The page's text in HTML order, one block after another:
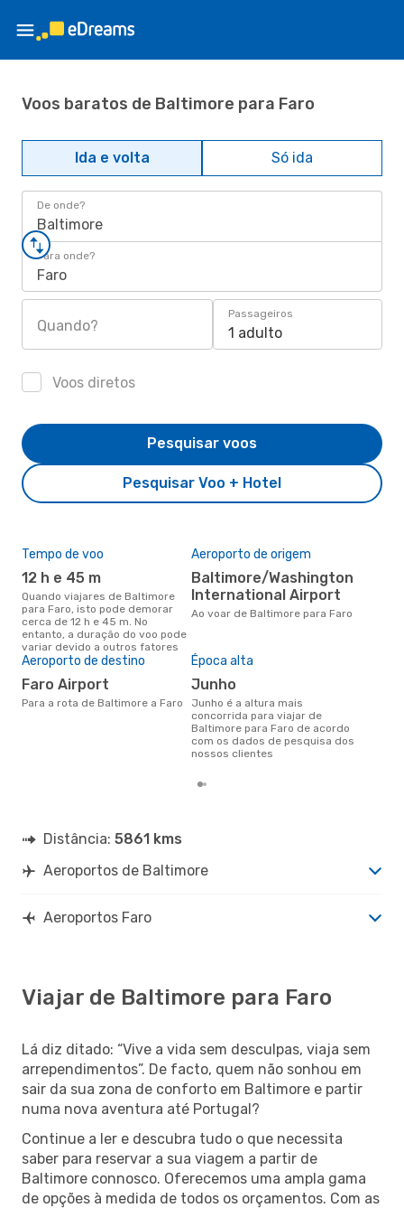
Voos baratos de Baltimore para Faro
Ida e volta Só ida
De onde?
Baltimore
Para onde?
Faro
Quando?
Passageiros
1 adulto
Voos diretos
Pesquisar Voo + Hotel
Pesquisar voos
Tempo de voo
12 h e 45 m
Quando viajares de Baltimore
para Faro, isto pode demorar
cerca de 12 h e 45 m. No
entanto, a duração do voo pode
variar devido a outros fatores
Aeroporto de origem
Baltimore/Washington
International Airport
Ao voar de Baltimore para Faro
Aeroporto de destino
Faro Airport
Para a rota de Baltimore a Faro
Época alta
junho
junho é a altura mais
concorrida para viajar de
Baltimore para Faro de acordo
com os dados de pesquisa dos
nossos clientes
Distância: 5861 kms
Aeroportos de Baltimore
Aeroportos Faro
Viajar de Baltimore para Faro
Lá diz ditado: “Vive a vida sem desculpas, viaja sem
arrependimentos”. De facto, quem não sonhou em
sair da sua zona de conforto em Baltimore e partir
numa nova aventura até Portugal?
Continue a ler e descubra tudo o que necessita
saber para reservar a sua viagem a partir de
Baltimore connosco. Oferecemos uma ampla gama
de opções à medida de todos os orçamentos. Com as